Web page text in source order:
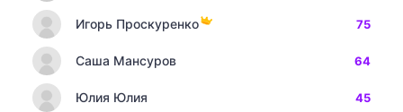
Игорь Проскуренко 75
Саша Мансуров 64
Юлия Юлия 45